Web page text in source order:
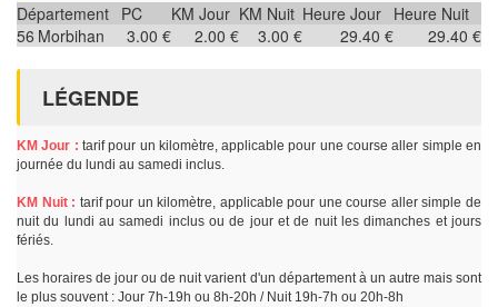
Département PC KM Jour KM Nuit Heure Jour Heure Nuit
56 Morbihan 3.00 € 2.00 € 3.00 € 29.40 € 29.40 €
LÉGENDE
KM Jour : tarif pour un kilomètre, applicable pour une course aller simple en
journée du lundi au samedi inclus.
KM Nuit : tarif pour un kilomètre, applicable pour une course aller simple de
nuit du lundi au samedi inclus ou de jour et de nuit les dimanches et jours
fériés.
Les horaires de jour ou de nuit varient d'un département à un autre mais sont
le plus souvent : Jour 7h-19h ou 8h-20h / Nuit 19h-7h ou 20h-8h